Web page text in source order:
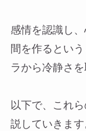
感情を認識し
間を作るとい
ラから冷静さ
以下で、これ
説していきます